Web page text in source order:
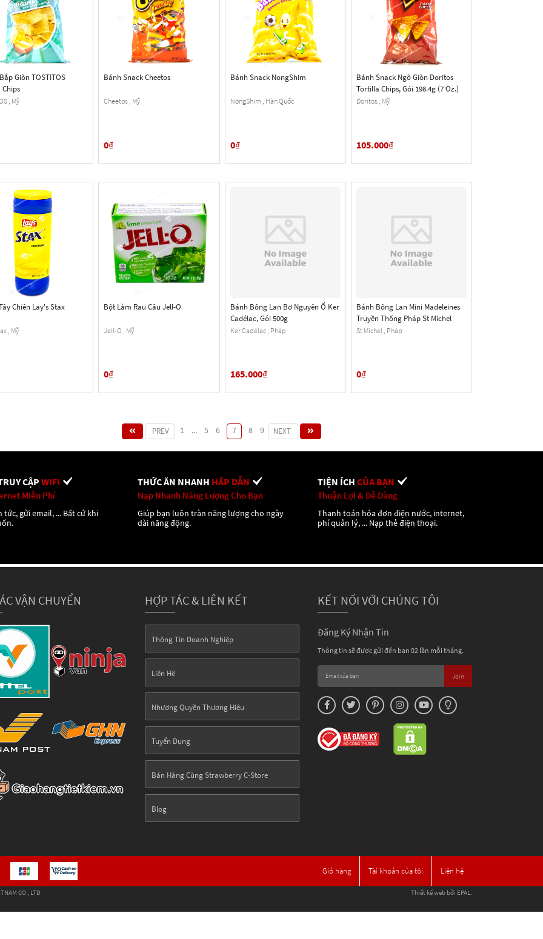
Giòn TOSTITOS
, Mỹ
Bánh Snack Cheetos
Cheetos , Mỹ
0₫
Bánh Snack NongShim
NongShim , Hàn Quốc
0₫
Bánh Snack Ngô Giòn Doritos
Tortilla Chips, Gói 198.4g (7 Oz.)
Doritos , Mỹ
105.000₫
Chiên Lay's Stax
, Mỹ
Bột Làm Rau Câu Jell-O
Jell-O , Mỹ
0₫
Bánh Bông Lan Bơ Nguyên Ổ Ker
Cadélac, Gói 500g
Ker Cadélac , Pháp
165.000₫
Bánh Bông Lan Mini Madeleines
Truyền Thống Pháp St Michel
St Michel , Pháp
0₫
PREV 1 ... 5 6 7 8 9 NEXT
CẬP WIFI
Miễn Phí
tức, gửi email, ... Bất cứ khi
THỨC ĂN NHANH HẤP DẪN
Nạp Nhanh Năng Lượng Cho Bạn
Giúp bạn luôn tràn năng lượng cho ngày
dài năng động.
TIỆN ÍCH CỦA BẠN
Thuận Lợi & Dễ Dàng
Thanh toán hóa đơn điện nước, internet,
phí quản lý, ... Nạp thẻ điện thoại.
VẬN CHUYỂN HỢP TÁC & LIÊN KẾT KẾT NỐI VỚI CHÚNG TÔI
Thông Tin Doanh Nghiệp
Liên Hệ
Nhượng Quyền Thương Hiệu
Tuyển Dụng
Bán Hàng Cùng Strawberry C-Store
Blog
Đăng Ký Nhận Tin
Thông tin sẽ được gửi đến bạn 02 lần mỗi tháng.
Join
Giỏ hàng Tài khoản của tôi Liên hệ
CO , LTD
Thiết kế web bởi EPAL.